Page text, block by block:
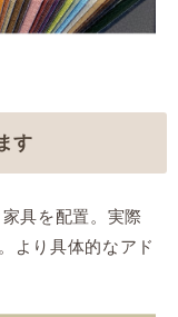
す
具を配置。実際
より具体的なアド